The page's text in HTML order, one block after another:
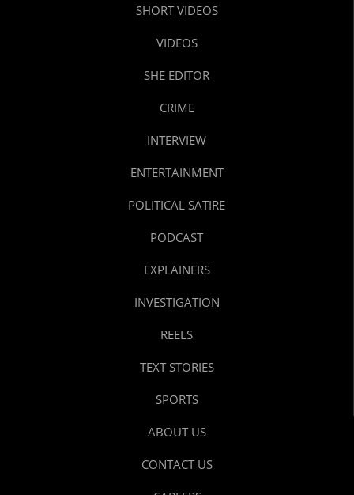
SHORT VIDEOS
VIDEOS
SHE EDITOR
CRIME
INTERVIEW
ENTERTAINMENT
POLITICAL SATIRE
PODCAST
EXPLAINERS
INVESTIGATION
REELS
TEXT STORIES
SPORTS
ABOUT US
CONTACT US